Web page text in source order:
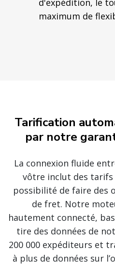
d'expédition, le
maximum de
Tarification
par notre
La connexion fluide
vôtre inclut des
possibilité de faire des
de fret. Notre
hautement connecté,
tire des données de
200 000 expéditeurs et
à plus de données sur